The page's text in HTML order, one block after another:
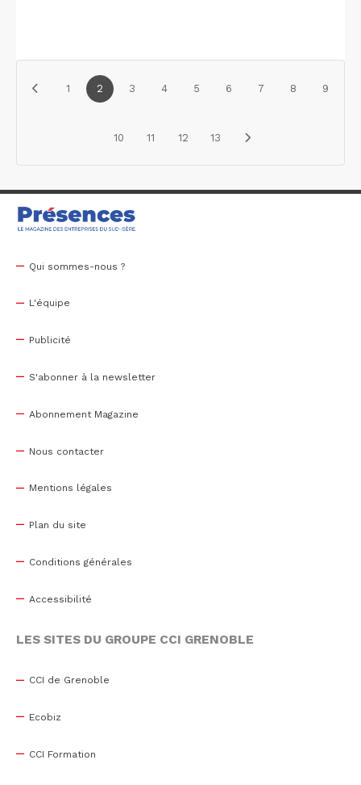
1 2 3 4 5 6 7 8 9
10 11 12 13
Qui sommes-nous ?
L'équipe
Publicité
S'abonner à la newsletter
Abonnement Magazine
Nous contacter
Mentions légales
Plan du site
Conditions générales
Accessibilité
LES SITES DU GROUPE CCI GRENOBLE
CCI de Grenoble
Ecobiz
CCI Formation